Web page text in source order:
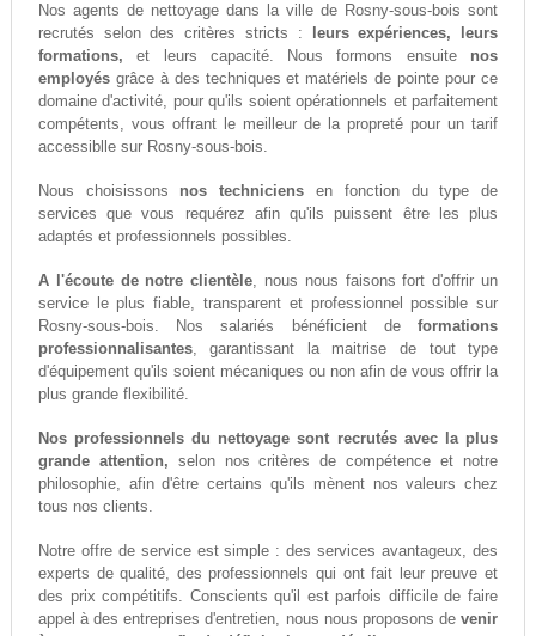
Nos agents de nettoyage dans la ville de Rosny-sous-bois sont
recrutés selon des critères stricts :
leurs expériences, leurs
formations, et leurs capacité. Nous formons ensuite nos
employésgrâce à des techniques et matériels de pointe pour ce
domaine d'activité, pour qu'ils soient opérationnels et parfaitement
compétents, vous offrant le meilleur de la propreté pour un tarif
accessiblle sur Rosny-sous-bois.
Nous choisissons nos techniciens en fonction du type de
services que vous requérez afin qu'ils puissent être les plus
adaptés et professionnels possibles.
A l'écoute de notre clientèle, nous nous faisons fort d'offrir un
service le plus fiable, transparent et professionnel possible sur
Rosny-sous-bois. Nos salariés bénéficient deformations
professionnalisantes, garantissant la maitrise de tout type
d'équipement qu'ils soient mécaniques ou non afin de vous offrir la
plus grande flexibilité.
Nos professionnels du nettoyage sont recrutés avec la plus
grande attention, selon nos critères de compétence et notre
philosophie, afin d'être certains qu'ils mènent nos valeurs chez
tous nos clients.
Notre offre de service est simple : des services avantageux, des
experts de qualité, des professionnels qui ont fait leur preuve et
des prix compétitifs. Conscients qu'il est parfois difficile de faire
appel à des entreprises d'entretien, nous nous proposons devenir